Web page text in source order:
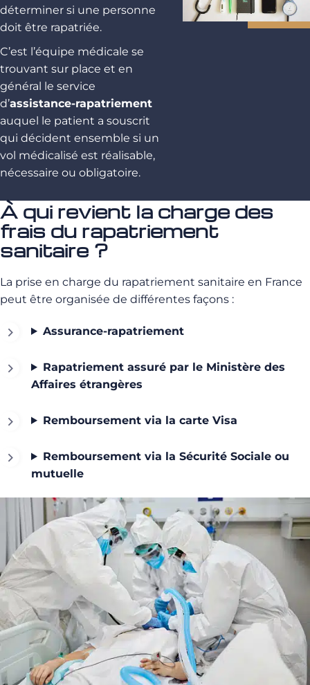
déterminer si une personne
doit être rapatriée.
C’est l’équipe médicale se
trouvant sur place et en
général le service
d’assistance-rapatriement
auquel le patient a souscrit
qui décident ensemble si un
vol médicalisé est réalisable,
nécessaire ou obligatoire.
À qui revient la charge des
frais du rapatriement
sanitaire ?
La prise en charge du rapatriement sanitaire en France
peut être organisée de différentes façons :
Assurance-rapatriement
Rapatriement assuré par le Ministère des
Affaires étrangères
Remboursement via la carte Visa
Remboursement via la Sécurité Sociale ou
mutuelle